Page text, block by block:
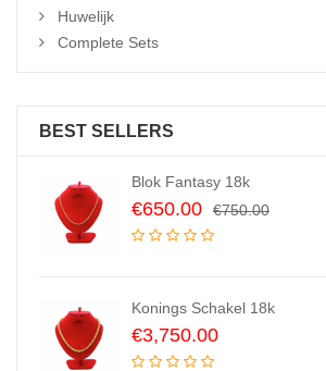
Huwelijk
Complete Sets
BEST SELLERS
Blok Fantasy 18k
€750.00Original
€650.00
Current
Konings Schakel 18k
€3,750.00